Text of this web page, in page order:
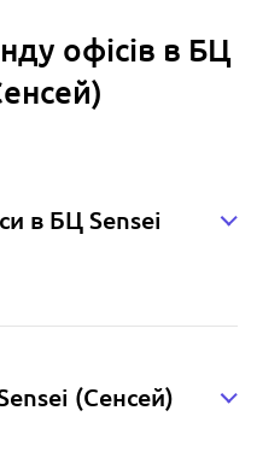
офісів в БЦ
в БЦ Sensei
(Сенсей)